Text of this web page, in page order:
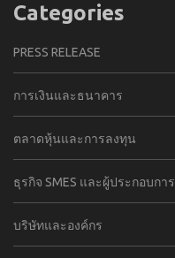
Categories
PRESS RELEASE
การเงินและธนาคาร
ตลาดหุ้นและการลงทุน
ธุรกิจ SMES และผู้ประกอบการ
บริษัทและองค์กร